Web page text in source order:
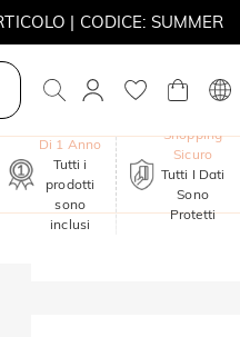
| CODICE: SUMMER
COLLANA IN REGALO
Di 1 Anno
Tutti i
prodotti
sono
inclusi
Shopping
Sicuro
Tutti I Dati
Sono
Protetti